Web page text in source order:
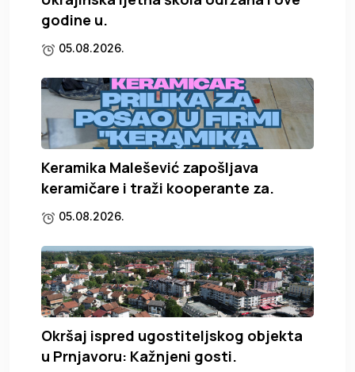
godine u.
05.08.2026.
Keramika Malešević zapošljava
keramičare i traži kooperante za.
05.08.2026.
Okršaj ispred ugostiteljskog objekta
u Prnjavoru: Kažnjeni gosti.